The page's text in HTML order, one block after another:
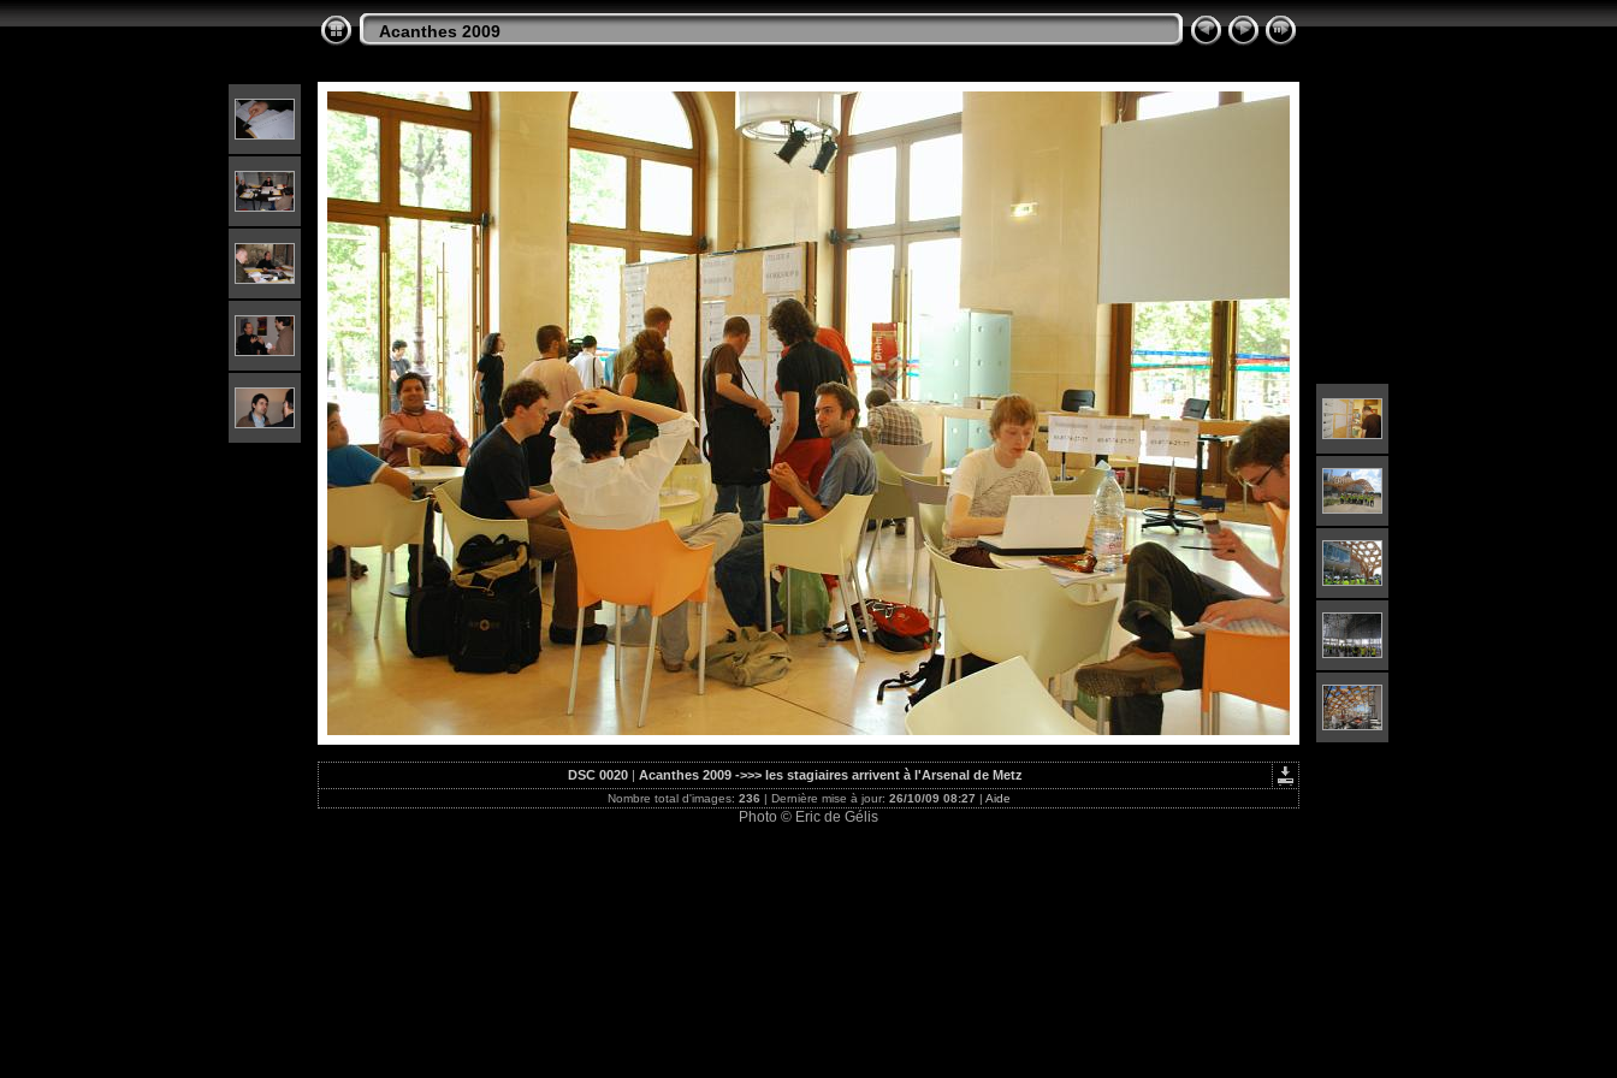
Acanthes 2009
DSC 0020 | Acanthes 2009 ->>> les stagiaires arrivent à l'Arsenal de Metz
Nombre total d'images: 236 | Dernière mise à jour: 26/10/09 08:27 | Aide
Photo © Eric de Gélis